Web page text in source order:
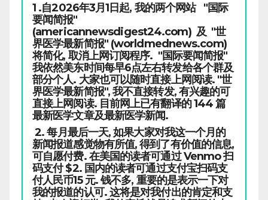
1 .自2026年3月1日起, 我的两个网站 "国际
要闻简报"
(americannewsdigest24.com) 及 "世
界医学最新简报" (worldmednews.com)
将简化, 取消上网订阅程序. "国际要闻简报"
我依然美东时间每早6点左右转发给各个群及
部分个人. 大家也可以随时直接上网阅读. "世
界医学最新简报", 我不直接转发, 有兴趣的可
直接上网阅读. 目前网上已有翻译的 144 篇
最新医学文章及最新医学新闻.
2. 每月最后一天, 如果大家对我这一个月的
新闻报道感觉物有所值, 得到了有价值的信息,
可自愿付费. 在美国的读者可通过 Venmo 扫
码支付 $2. 国内的读者可通过支付宝扫码支
付人民币15 元. 钱不多, 重要的是表示一下对
我的报道的认可. 这将是对我付出的肯定和支